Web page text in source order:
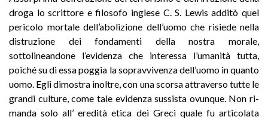
droga lo scrittore e filosofo inglese C. S. Lewis additò quel
pericolo mortale dell’abolizione dell’uomo che risiede nella
distruzione dei fondamenti della nostra morale,
sottolineandone l’evidenza che interessa l’umanità tutta,
poiché su di essa poggia la sopravvivenza dell’uomo in quanto
uomo. Egli dimostra inoltre, con una scorsa attraverso tutte le
grandi culture, come tale evidenza sussista ovunque. Non ri­
manda solo all’ eredità etica dei Greci quale fu articolata